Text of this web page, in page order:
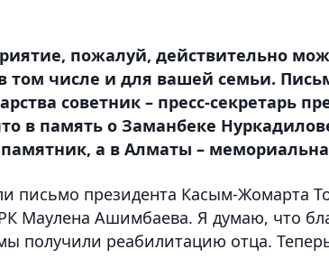
пожалуй, действительно
том числе и для вашей семьи.
советник – пресс-секретарь
в память о Заманбеке
а в Алматы –
письмо президента Касым-Жомарта
Маулена Ашимбаева. Я думаю, что
получили реабилитацию отца.